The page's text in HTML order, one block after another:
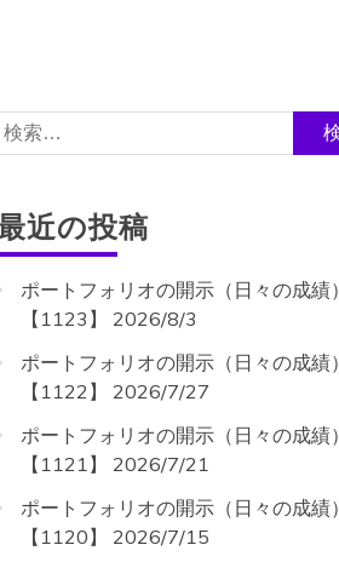
検
:
近の投稿
ポートフォリオの開示（日々の成績）
【1123】 2026/8/3
ポートフォリオの開示（日々の成績）
【1122】 2026/7/27
ポートフォリオの開示（日々の成績）
【1121】 2026/7/21
ポートフォリオの開示（日々の成績）
【1120】 2026/7/15